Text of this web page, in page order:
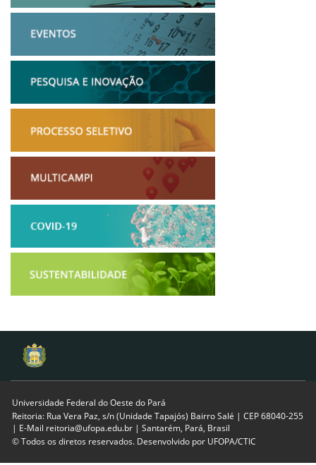
Universidade Federal do Oeste do Pará
Reitoria: Rua Vera Paz, s/n (Unidade Tapajós) Bairro Salé | CEP 68040-255
| E-Mail reitoria@ufopa.edu.br | Santarém, Pará, Brasil
© Todos os diretos reservados. Desenvolvido por UFOPA/CTIC